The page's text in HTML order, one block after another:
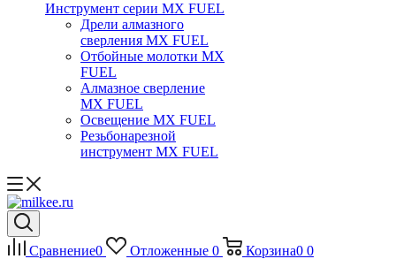
Инструмент серии MX FUEL
Дрели алмазного
сверления MX FUEL
Отбойные молотки MX
FUEL
Алмазное сверление
MX FUEL
Освещение MX FUEL
Резьбонарезной
инструмент MX FUEL
Сравнение0 Отложенные 0 Корзина0 0